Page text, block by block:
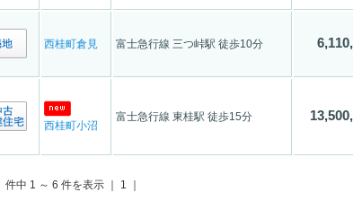
西桂町倉見 富士急行線 三つ峠駅 徒歩10分
西桂町小沼
富士急行線 東桂駅 徒歩15分
件中 1 ～ 6 件を表示 ｜ 1 ｜